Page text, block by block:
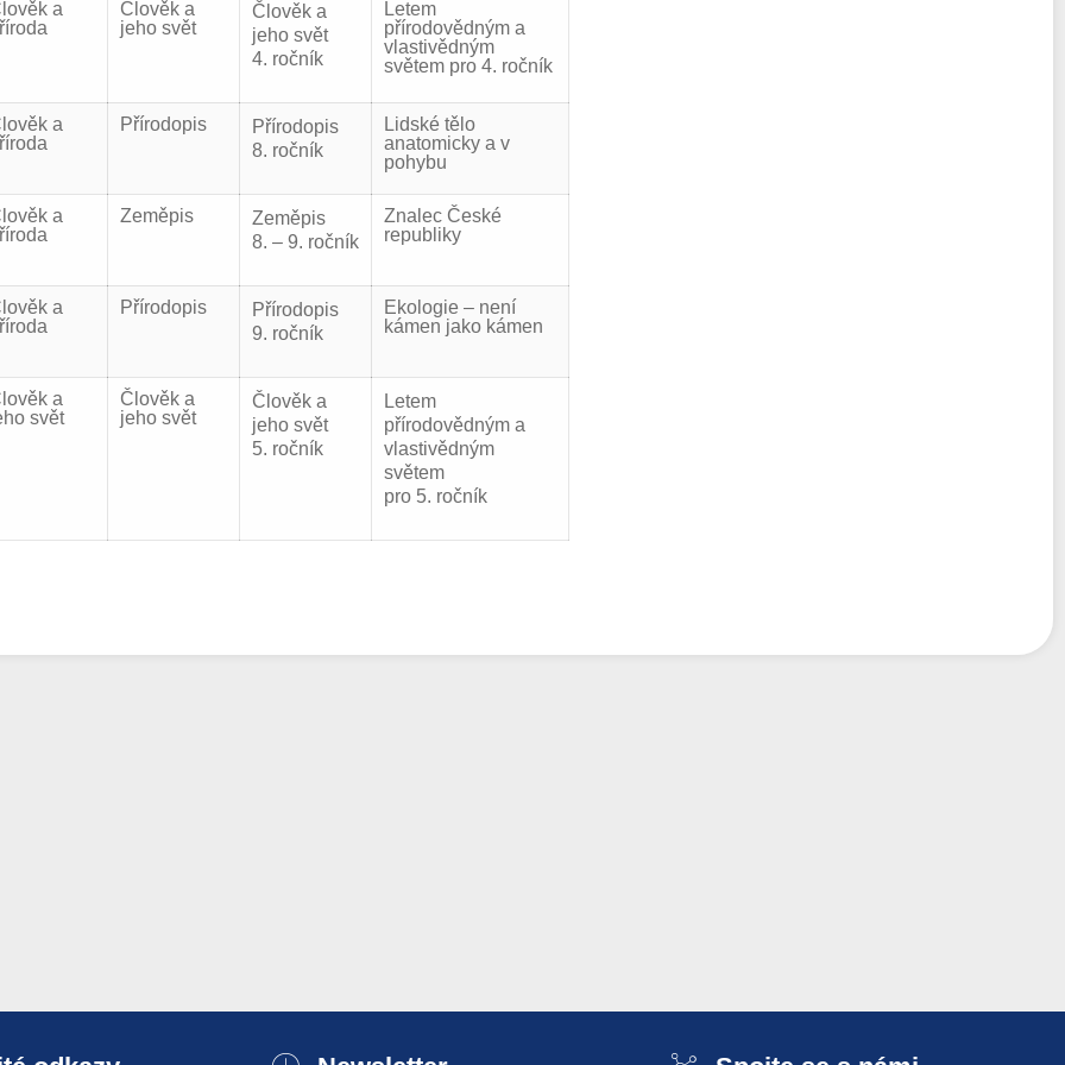
a
Člověk a
jeho svět
Člověk a
jeho svět
4. ročník
Letem
přírodovědným a
vlastivědným
světem pro 4. ročník
a
Přírodopis
Přírodopis
8. ročník
Lidské tělo
anatomicky a v
pohybu
a
Zeměpis
Zeměpis
8. – 9. ročník
Znalec České
republiky
a
Přírodopis
Přírodopis
9. ročník
Ekologie – není
kámen jako kámen
a
svět
Člověk a
jeho svět
Člověk a
jeho svět
5. ročník
Letem
přírodovědným a
vlastivědným
světem
pro 5. ročník